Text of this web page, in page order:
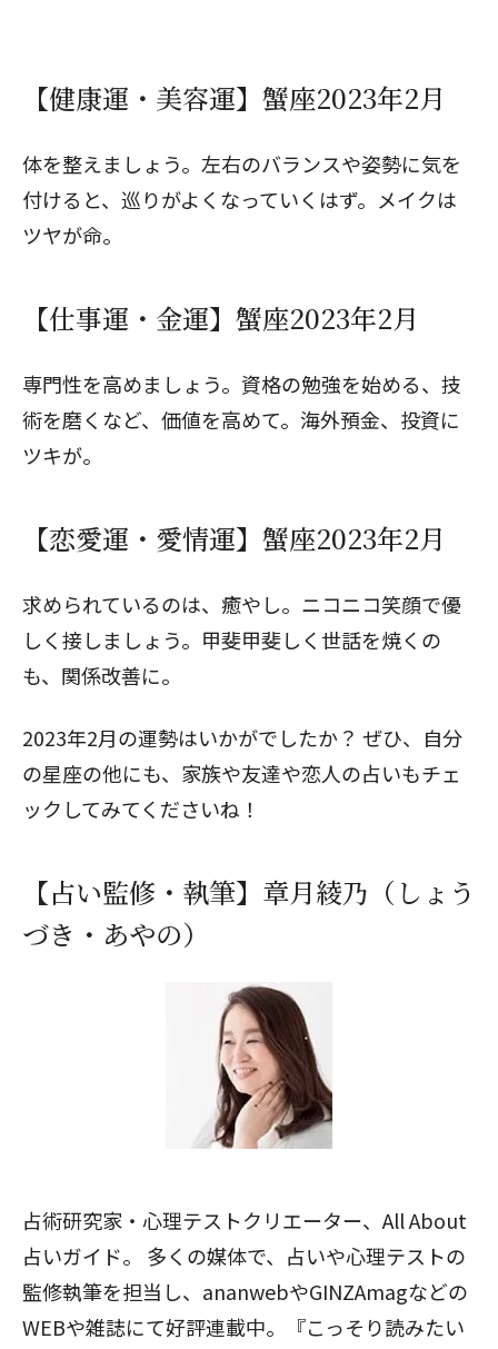
【健康運・美容運】蟹座2023年2月
体を整えましょう。左右のバランスや姿勢に気を
付けると、巡りがよくなっていくはず。メイクは
ツヤが命。
【仕事運・金運】蟹座2023年2月
専門性を高めましょう。資格の勉強を始める、技
術を磨くなど、価値を高めて。海外預金、投資に
ツキが。
【恋愛運・愛情運】蟹座2023年2月
求められているのは、癒やし。ニコニコ笑顔で優
しく接しましょう。甲斐甲斐しく世話を焼くの
も、関係改善に。
2023年2月の運勢はいかがでしたか？ ぜひ、自分
の星座の他にも、家族や友達や恋人の占いもチェ
ックしてみてくださいね！
【占い監修・執筆】章月綾乃（しょう
づき・あやの）
占術研究家・心理テストクリエーター、All About
占いガイド。 多くの媒体で、占いや心理テストの
監修執筆を担当し、ananwebやGINZAmagなどの
WEBや雑誌にて好評連載中。『こっそり読みたい